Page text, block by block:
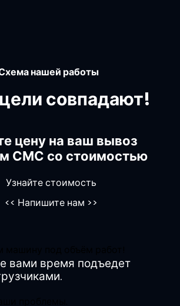
нашей работы
совпадают!
цену на ваш вывоз
СМС со стоимостью
Узнайте стоимость
<< Напишите нам >>
вами время подъедет